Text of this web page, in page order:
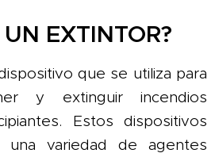
EXTINTOR?
que se utiliza para
y extinguir incendios
Estos dispositivos
una variedad de agentes